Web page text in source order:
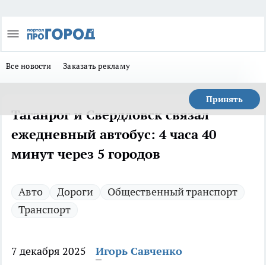
Все новости Заказать рекламу
Принять
Таганрог и Свердловск связал
ежедневный автобус: 4 часа 40
минут через 5 городов
Авто Дороги
Общественный транспорт
Транспорт
7 декабря 2025
Игорь Савченко